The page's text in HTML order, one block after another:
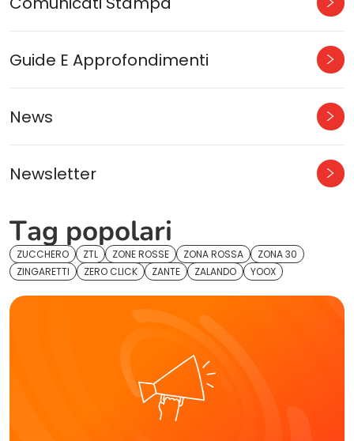
Guide E Approfondimenti
News
Newsletter
Tag popolari
ZUCCHERO ZTL ZONE ROSSE ZONA ROSSA
ZONA 30
ZINGARETTI
ZERO CLICK ZANTE ZALANDO YOOX